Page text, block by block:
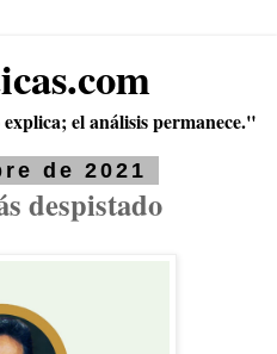
el análisis permanece."
de 2021
despistado